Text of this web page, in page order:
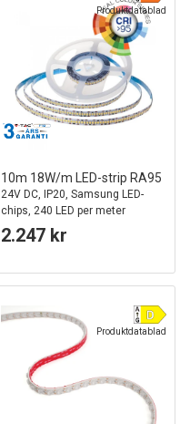
Produktdatablad
10m 18W/m LED-strip RA95
24V DC, IP20, Samsung LED-
chips, 240 LED per meter
2.247 kr
Produktdatablad